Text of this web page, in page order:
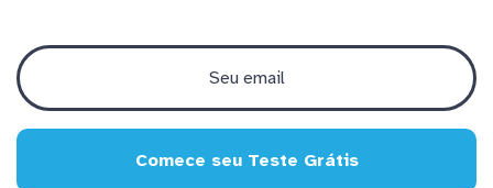
Comece seu Teste Grátis